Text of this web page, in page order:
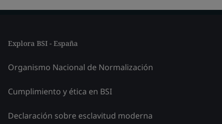
Explora BSI - España
Organismo Nacional de Normalización
Cumplimiento y ética en BSI
Declaración sobre esclavitud moderna